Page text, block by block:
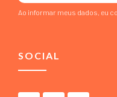
Ao informar meus dados, eu
SOCIAL